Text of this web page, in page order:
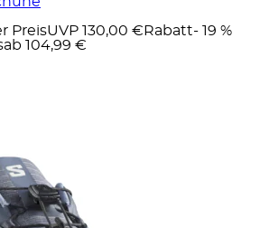
PreisUVP 130,00 € Rabatt- 19 %
ab 104,99 €